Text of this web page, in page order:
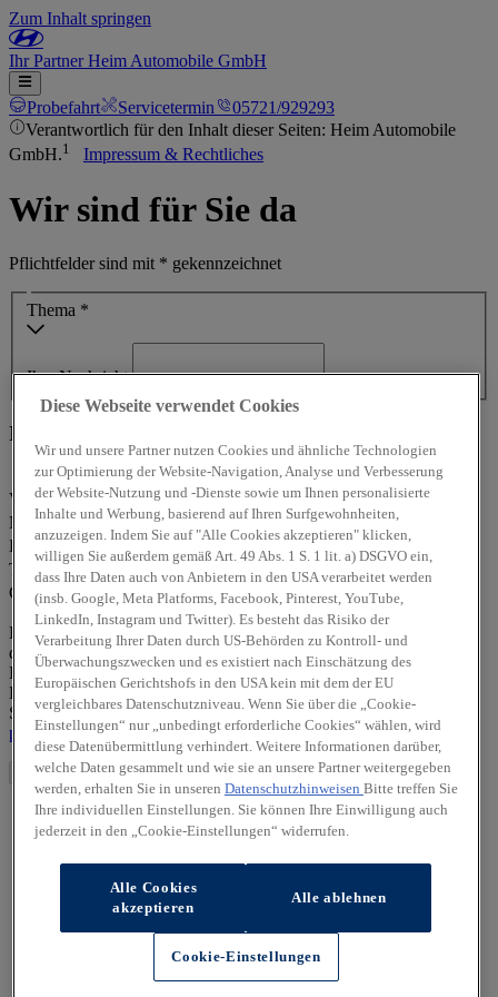
Zum Inhalt springen
IhrPartnerHeim Automobile GmbH
Probefahrt Servicetermin
05721/929293
Verantwortlich für den Inhalt dieser Seiten: Heim Automobile
GmbH.1 Impressum & Rechtliches
Wir sind für Sie da
Pflichtfelder sind mit * gekennzeichnet
Thema *
Ihre Nachricht
Ihre Kontaktdaten
Frau Herr
Divers
Vorname *
Nachname *
E-Mail-Adresse *
Telefonnummer *
Captcha
Die von Ihnen angegebenen personenbezogenen Daten werden
durch den zuständigen Vertragshändler allein zur Bearbeitung Ihrer
Kontaktanfrage verarbeitet. Weitere Hinweise zur
Datenverarbeitung und Ihren Rechten als betroffene Person finden
Sie in unserer Datenschutzerklärung unter https://hyundai-
partners/heim-automobile-stadthagen/datenschutz
Absenden
Diese Webseite verwendet Cookies
Wir und unsere Partner nutzen Cookies und ähnliche Technologien
zur Optimierung der Website-Navigation, Analyse und Verbesserung
der Website-Nutzung und -Dienste sowie um Ihnen personalisierte
Inhalte und Werbung, basierend auf Ihren Surfgewohnheiten,
anzuzeigen. Indem Sie auf "Alle Cookies akzeptieren" klicken,
willigen Sie außerdem gemäß Art. 49 Abs. 1 S. 1 lit. a) DSGVO ein,
dass Ihre Daten auch von Anbietern in den USA verarbeitet werden
(insb. Google, Meta Platforms, Facebook, Pinterest, YouTube,
LinkedIn, Instagram und Twitter). Es besteht das Risiko der
Verarbeitung Ihrer Daten durch US-Behörden zu Kontroll- und
Überwachungszwecken und es existiert nach Einschätzung des
Europäischen Gerichtshofs in den USA kein mit dem der EU
vergleichbares Datenschutzniveau. Wenn Sie über die „Cookie-
Einstellungen“ nur „unbedingt erforderliche Cookies“ wählen, wird
diese Datenübermittlung verhindert. Weitere Informationen darüber,
welche Daten gesammelt und wie sie an unsere Partner weitergegeben
werden, erhalten Sie in unseren Datenschutzhinweisen Bitte treffen Sie
Ihre individuellen Einstellungen. Sie können Ihre Einwilligung auch
jederzeit in den „Cookie-Einstellungen“ widerrufen.
Alle Cookies
akzeptieren
Alle ablehnen
Cookie-Einstellungen